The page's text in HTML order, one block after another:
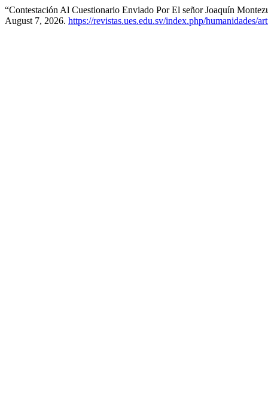
“Contestación Al Cuestionario Enviado Por El señor Joaquín
August 7, 2026. https://revistas.ues.edu.sv/index.php/humanidades/